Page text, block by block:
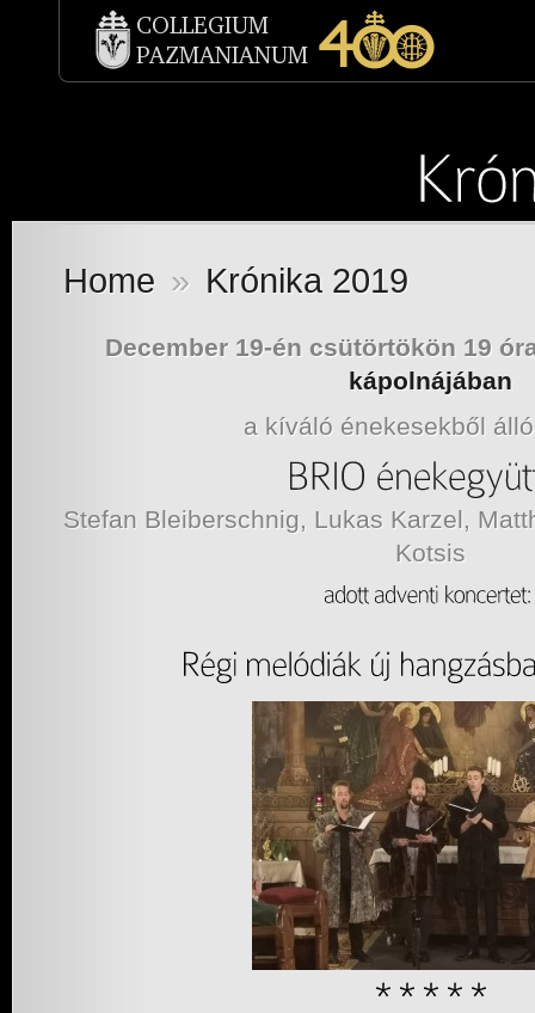
Home » Krónika 2019
December 19-én csütörtökön 19
kápolnájában
a kíváló énekesekből
Stefan Bleiberschnig, Lukas Karzel,
Kotsis